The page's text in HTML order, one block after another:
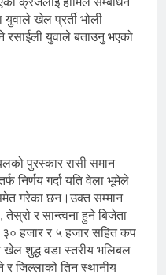
खेल प्रर्ती भोली
रसाईली युवाले बताउनु भएको
पुरस्कार रासी समान
निर्णय गर्दा यति वेला भूमेले
गरेका छन।उक्त सम्मान
तेस्रो र सान्त्वना हुने बिजेता
हजार र ५ हजार सहित कप
खेल शुद्ध वडा स्तरीय भलिबल
जिल्लाको तिन स्थानीय